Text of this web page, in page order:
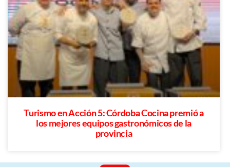
Turismo en Acción 5: Córdoba Cocina premió a
los mejores equipos gastronómicos de la
provincia